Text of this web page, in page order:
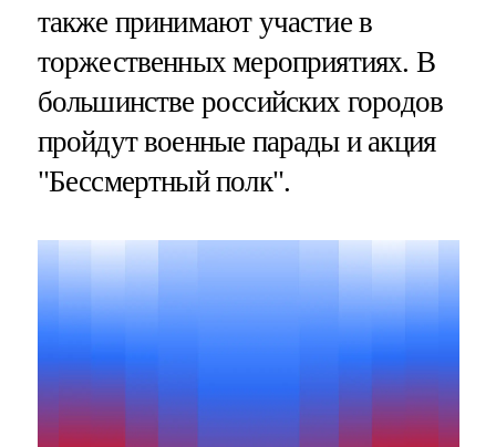
также принимают участие в
торжественных мероприятиях. В
большинстве российских городов
пройдут военные парады и акция
"Бессмертный полк".